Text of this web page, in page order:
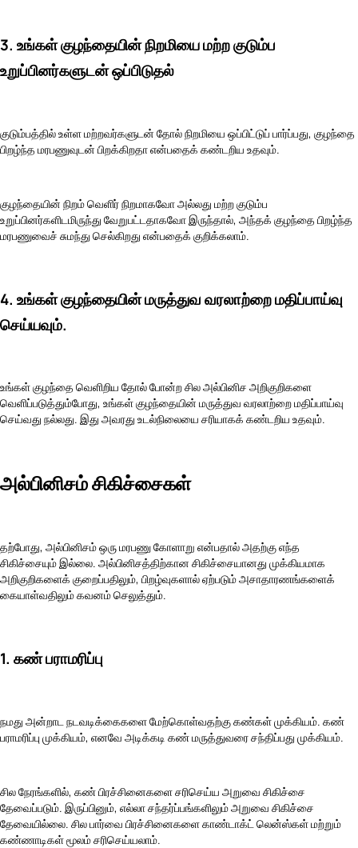
3. உங்கள் குழந்தையின் நிறமியை மற்ற குடும்ப
உறுப்பினர்களுடன் ஒப்பிடுதல்
குடும்பத்தில் உள்ள மற்றவர்களுடன் தோல் நிறமியை ஒப்பிட்டுப் பார்ப்பது, குழந்தை
பிறழ்ந்த மரபணுவுடன் பிறக்கிறதா என்பதைக் கண்டறிய உதவும்.
குழந்தையின் நிறம் வெளிர் நிறமாகவோ அல்லது மற்ற குடும்ப
உறுப்பினர்களிடமிருந்து வேறுபட்டதாகவோ இருந்தால், அந்தக் குழந்தை பிறழ்ந்த
மரபணுவைச் சுமந்து செல்கிறது என்பதைக் குறிக்கலாம்.
4. உங்கள் குழந்தையின் மருத்துவ வரலாற்றை மதிப்பாய்வு
செய்யவும்.
உங்கள் குழந்தை வெளிறிய தோல் போன்ற சில அல்பினிச அறிகுறிகளை
வெளிப்படுத்தும்போது, உங்கள் குழந்தையின் மருத்துவ வரலாற்றை மதிப்பாய்வு
செய்வது நல்லது. இது அவரது உடல்நிலையை சரியாகக் கண்டறிய உதவும்.
அல்பினிசம் சிகிச்சைகள்
தற்போது, அல்பினிசம் ஒரு மரபணு கோளாறு என்பதால் அதற்கு எந்த
சிகிச்சையும் இல்லை. அல்பினிசத்திற்கான சிகிச்சையானது முக்கியமாக
அறிகுறிகளைக் குறைப்பதிலும், பிறழ்வுகளால் ஏற்படும் அசாதாரணங்களைக்
கையாள்வதிலும் கவனம் செலுத்தும்.
1. கண் பராமரிப்பு
நமது அன்றாட நடவடிக்கைகளை மேற்கொள்வதற்கு கண்கள் முக்கியம். கண்
பராமரிப்பு முக்கியம், எனவே அடிக்கடி கண் மருத்துவரை சந்திப்பது முக்கியம்.
சில நேரங்களில், கண் பிரச்சினைகளை சரிசெய்ய அறுவை சிகிச்சை
தேவைப்படும். இருப்பினும், எல்லா சந்தர்ப்பங்களிலும் அறுவை சிகிச்சை
தேவையில்லை. சில பார்வை பிரச்சினைகளை காண்டாக்ட் லென்ஸ்கள் மற்றும்
கண்ணாடிகள் மூலம் சரிசெய்யலாம்.